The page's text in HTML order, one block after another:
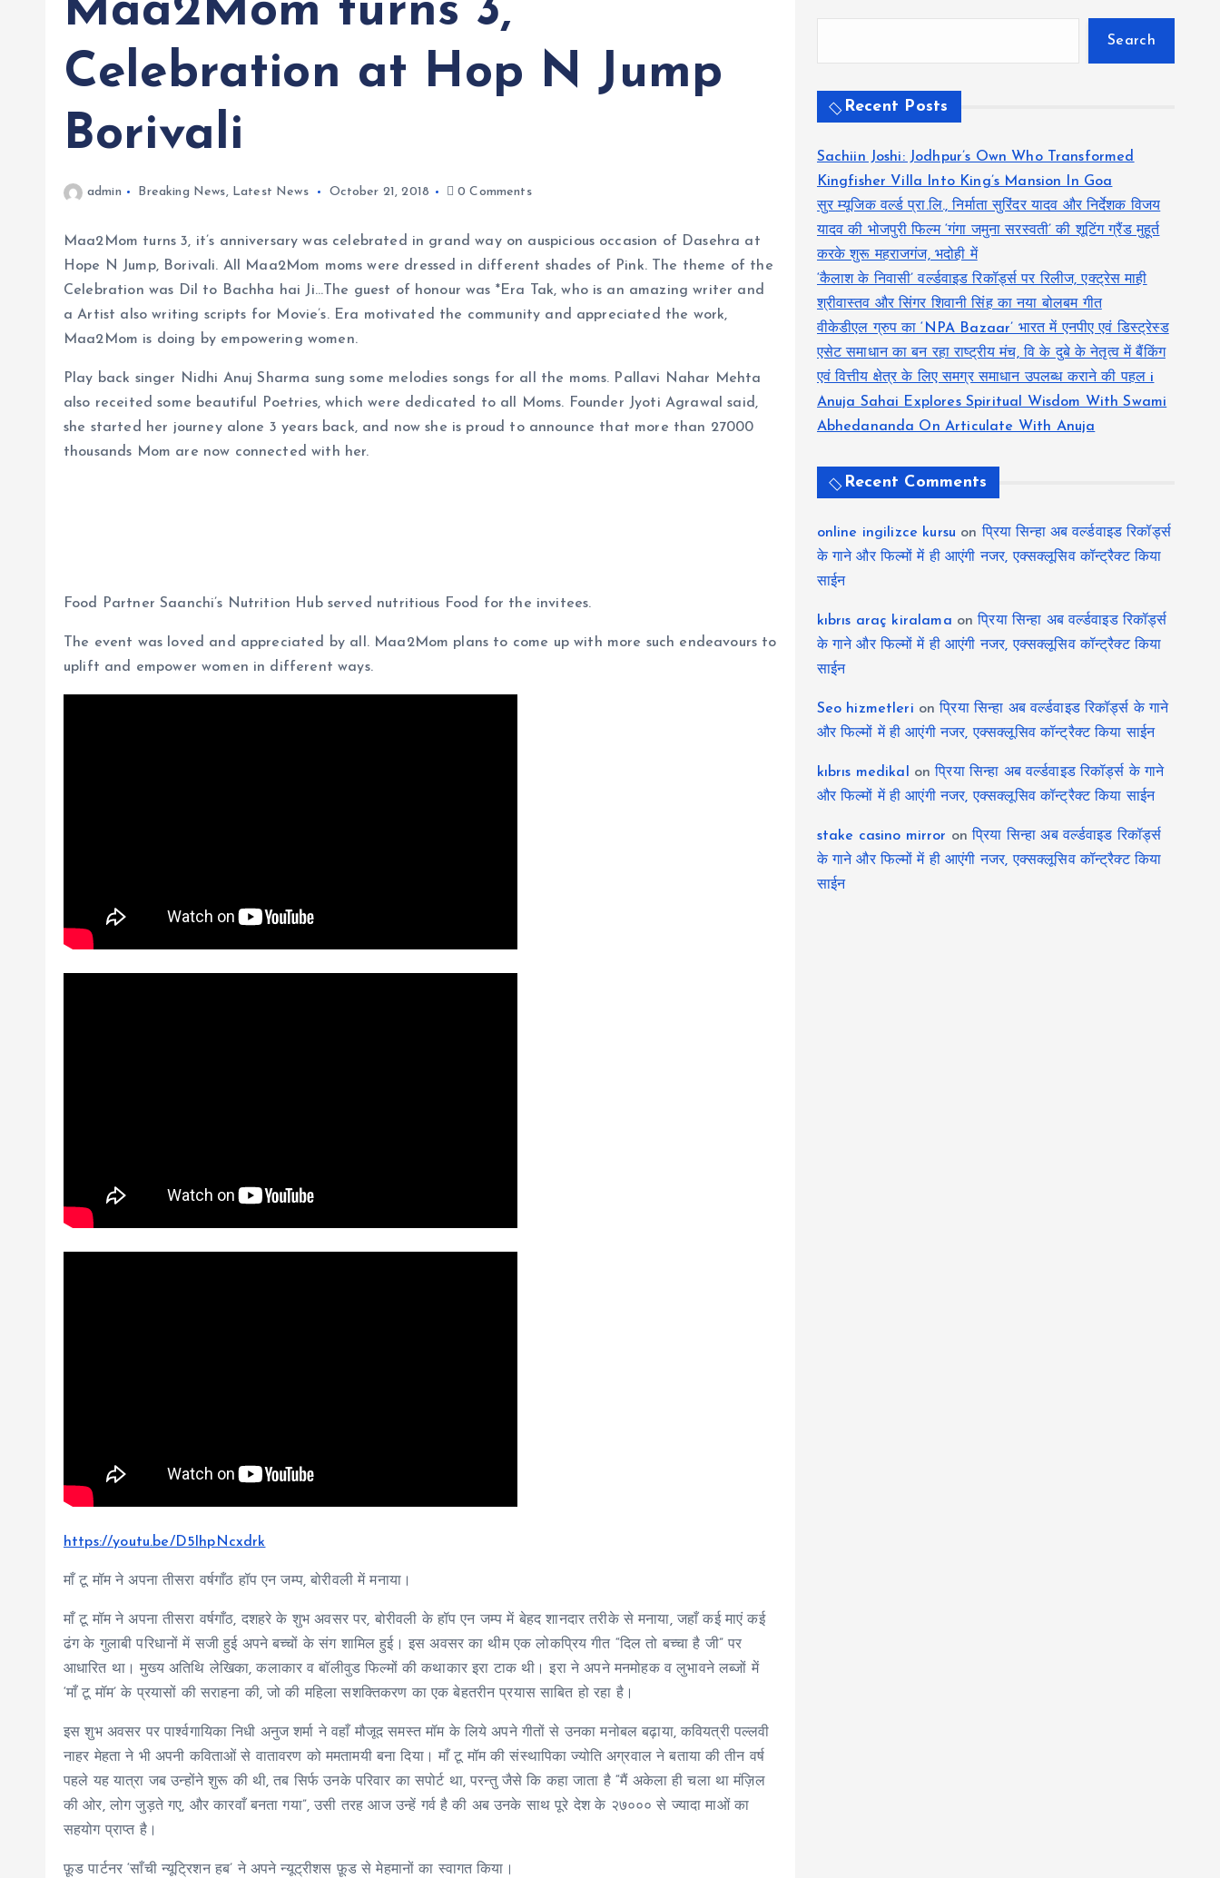
Maa2Mom turns 3,
Celebration at Hop N Jump
Borivali
admin Breaking News, Latest News October 21, 2018 0 Comments
Maa2Mom turns 3, it’s anniversary was celebrated in grand way on auspicious occasion of Dasehra at
Hope N Jump, Borivali. All Maa2Mom moms were dressed in different shades of Pink. The theme of the
Celebration was Dil to Bachha hai Ji…The guest of honour was *Era Tak, who is an amazing writer and
a Artist also writing scripts for Movie’s. Era motivated the community and appreciated the work,
Maa2Mom is doing by empowering women.
Play back singer Nidhi Anuj Sharma sung some melodies songs for all the moms. Pallavi Nahar Mehta
also receited some beautiful Poetries, which were dedicated to all Moms. Founder Jyoti Agrawal said,
she started her journey alone 3 years back, and now she is proud to announce that more than 27000
thousands Mom are now connected with her.
Food Partner Saanchi’s Nutrition Hub served nutritious Food for the invitees.
The event was loved and appreciated by all. Maa2Mom plans to come up with more such endeavours to
uplift and empower women in different ways.
https://youtu.be/D5lhpNcxdrk
माँ टू मॉम ने अपना तीसरा वर्षगाँठ हॉप एन जम्प, बोरीवली में मनाया।
माँ टू मॉम ने अपना तीसरा वर्षगाँठ, दशहरे के शुभ अवसर पर, बोरीवली के हॉप एन जम्प में बेहद शानदार तरीके से मनाया, जहाँ कई माएं कई
ढंग के गुलाबी परिधानों में सजी हुई अपने बच्चों के संग शामिल हुई। इस अवसर का थीम एक लोकप्रिय गीत “दिल तो बच्चा है जी” पर
आधारित था। मुख्य अतिथि लेखिका, कलाकार व बॉलीवुड फिल्मों की कथाकार इरा टाक थी। इरा ने अपने मनमोहक व लुभावने लब्जों में
‘माँ टू मॉम’ के प्रयासों की सराहना की, जो की महिला सशक्तिकरण का एक बेहतरीन प्रयास साबित हो रहा है।
इस शुभ अवसर पर पार्श्वगायिका निधी अनुज शर्मा ने वहाँ मौजूद समस्त मॉम के लिये अपने गीतों से उनका मनोबल बढ़ाया, कवियत्री पल्लवी
नाहर मेहता ने भी अपनी कविताओं से वातावरण को ममतामयी बना दिया। माँ टू मॉम की संस्थापिका ज्योति अग्रवाल ने बताया की तीन वर्ष
पहले यह यात्रा जब उन्होंने शुरू की थी, तब सिर्फ उनके परिवार का सपोर्ट था, परन्तु जैसे कि कहा जाता है “मैं अकेला ही चला था मंज़िल
की ओर, लोग जुड़ते गए, और कारवाँ बनता गया”, उसी तरह आज उन्हें गर्व है की अब उनके साथ पूरे देश के २७००० से ज्यादा माओं का
सहयोग प्राप्त है।
फ़ूड पार्टनर ‘साँची न्यूट्रिशन हब’ ने अपने न्यूट्रीशस फ़ूड से मेहमानों का स्वागत किया।
Search
Recent Posts
Sachiin Joshi: Jodhpur’s Own Who Transformed
Kingfisher Villa Into King’s Mansion In Goa
सुर म्यूजिक वर्ल्ड प्रा.लि., निर्माता सुरिंदर यादव और निर्देशक विजय
यादव की भोजपुरी फिल्म ‘गंगा जमुना सरस्वती’ की शूटिंग ग्रैंड मुहूर्त
करके शुरू महराजगंज, भदोही में
‘कैलाश के निवासी’ वर्ल्डवाइड रिकॉर्ड्स पर रिलीज, एक्ट्रेस माही
श्रीवास्तव और सिंगर शिवानी सिंह का नया बोलबम गीत
वीकेडीएल ग्रुप का ‘NPA Bazaar’ भारत में एनपीए एवं डिस्ट्रेस्ड
एसेट समाधान का बन रहा राष्ट्रीय मंच, वि के दुबे के नेतृत्व में बैंकिंग
एवं वित्तीय क्षेत्र के लिए समग्र समाधान उपलब्ध कराने की पहल i
Anuja Sahai Explores Spiritual Wisdom With Swami
Abhedananda On Articulate With Anuja
Recent Comments
online ingilizce kursu onप्रिया सिन्हा अब वर्ल्डवाइड रिकॉर्ड्स
के गाने और फिल्मों में ही आएंगी नजर, एक्सक्लूसिव कॉन्ट्रैक्ट किया
साईन
kıbrıs araç kiralama onप्रिया सिन्हा अब वर्ल्डवाइड रिकॉर्ड्स
के गाने और फिल्मों में ही आएंगी नजर, एक्सक्लूसिव कॉन्ट्रैक्ट किया
साईन
Seo hizmetleri onप्रिया सिन्हा अब वर्ल्डवाइड रिकॉर्ड्स के गाने
और फिल्मों में ही आएंगी नजर, एक्सक्लूसिव कॉन्ट्रैक्ट किया साईन
kıbrıs medikal onप्रिया सिन्हा अब वर्ल्डवाइड रिकॉर्ड्स के गाने
और फिल्मों में ही आएंगी नजर, एक्सक्लूसिव कॉन्ट्रैक्ट किया साईन
stake casino mirror onप्रिया सिन्हा अब वर्ल्डवाइड रिकॉर्ड्स
के गाने और फिल्मों में ही आएंगी नजर, एक्सक्लूसिव कॉन्ट्रैक्ट किया
साईन